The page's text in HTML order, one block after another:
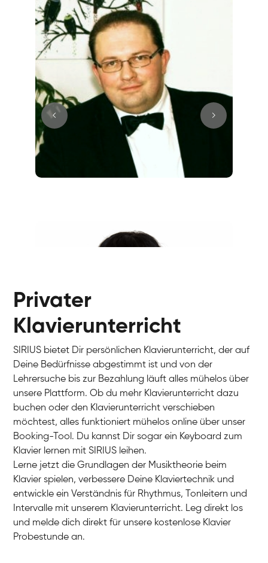
Charlotte
Klavier / Piano / Flügel
Privater
Klavierunterricht
SIRIUS bietet Dir persönlichen Klavierunterricht, der auf
Deine Bedürfnisse abgestimmt ist und von der
Lehrersuche bis zur Bezahlung läuft alles mühelos über
unsere Plattform. Ob du mehr Klavierunterricht dazu
buchen oder den Klavierunterricht verschieben
möchtest, alles funktioniert mühelos online über unser
Booking-Tool. Du kannst Dir sogar ein Keyboard zum
Klavier lernen mit SIRIUS leihen.
Lerne jetzt die Grundlagen der Musiktheorie beim
Klavier spielen, verbessere Deine Klaviertechnik und
entwickle ein Verständnis für Rhythmus, Tonleitern und
Intervalle mit unserem Klavierunterricht. Leg direkt los
und melde dich direkt für unsere kostenlose Klavier
Probestunde an.